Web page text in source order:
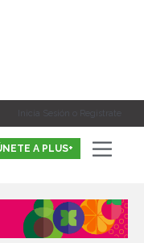
Inicia Sesión o Registrate
A PLUS+